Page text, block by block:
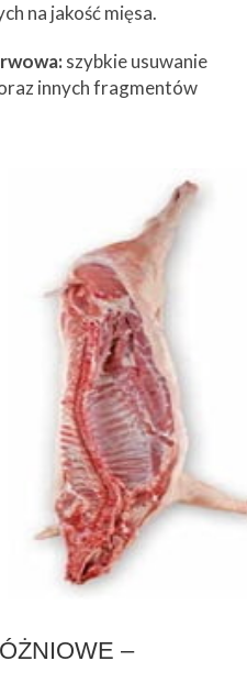
na jakość mięsa.
szybkie usuwanie
innych fragmentów
–